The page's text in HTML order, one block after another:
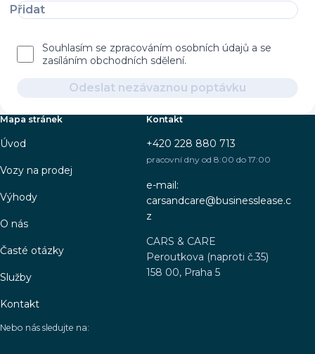
Přidat
Souhlasím se zpracováním osobních údajů a se
zasíláním obchodních sdělení.
Odeslat nezávaznou poptávku
Mapa stránek
Úvod
Vozy na prodej
Výhody
O nás
Časté otázky
Služby
Kontakt
Kontakt
+420 228 880 713
pracovní dny od 8:00 do 17:00
e-mail:
carsandcare@businesslease.c
z
CARS & CARE
Peroutkova (naproti č.35)
158 00, Praha 5
Nebo nás sledujte na: